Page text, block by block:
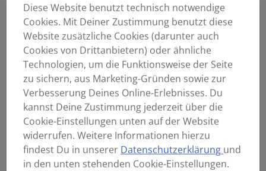
Diese Website benutzt technisch notwendige
Cookies. Mit Deiner Zustimmung benutzt diese
Website zusätzliche Cookies (darunter auch
Cookies von Drittanbietern) oder ähnliche
Technologien, um die Funktionsweise der Seite
zu sichern, aus Marketing-Gründen sowie zur
Verbesserung Deines Online-Erlebnisses. Du
kannst Deine Zustimmung jederzeit über die
Cookie-Einstellungen unten auf der Website
widerrufen. Weitere Informationen hierzu
findest Du in unserer Datenschutzerklärung und
in den unten stehenden Cookie-Einstellungen.